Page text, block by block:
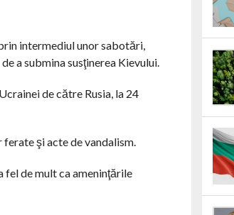
intermediul unor sabotări,
a submina susţinerea Kievului.
de către Rusia, la 24
şi acte de vandalism.
fel de mult ca ameninţările